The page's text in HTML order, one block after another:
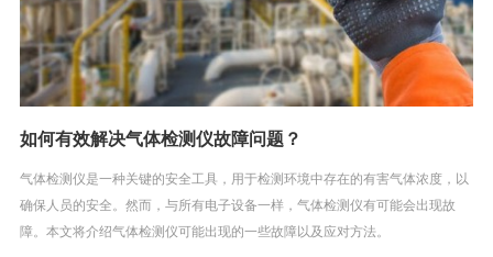
如何有效解决气体检测仪故障问题？
气体检测仪是一种关键的安全工具，用于检测环境中存在的有害气体浓度，以
确保人员的安全。然而，与所有电子设备一样，气体检测仪有可能会出现故
障。本文将介绍气体检测仪可能出现的一些故障以及应对方法。